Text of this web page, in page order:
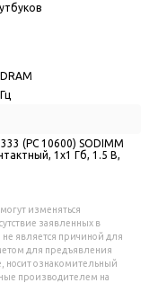
(PC 10600) SODIMM
1x1 Гб, 1.5 В,
изменяться
заявленных в
является причиной для
для предъявления
носит ознакомительный
производителем на